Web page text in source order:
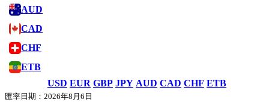
AUD
CAD
CHF
ETB
USD EUR GBP JPY AUD CAD CHF ETB
匯率日期：2026年8月6日